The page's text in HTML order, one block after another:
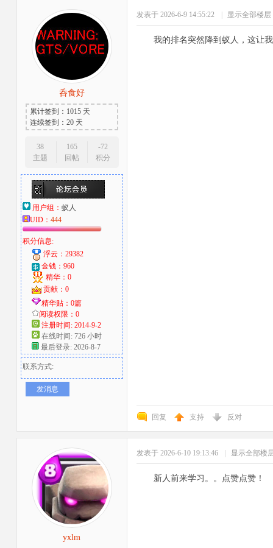
呑食好
累计签到：1015 天
连续签到：20 天
38
主题
165
回帖
-72
积分
用户组： 蚁人
UID： 444
积分信息:
浮云：29382
金钱：960
精华：0
贡献：0
精华贴：0篇
阅读权限：0
注册时间: 2014-9-2
在线时间: 726 小时
最后登录: 2026-8-7
联系方式:
发消息
发表于 2026-6-9 14:55:22 显示全部楼层
我的排名突然降到蚁人，这让
回复 支持 反对
yxlm
发表于 2026-6-10 19:13:46 显示全部楼
新人前来学习。。点赞点赞！